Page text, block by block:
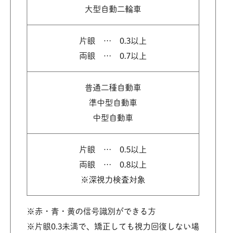
大型自動二輪車
片眼 … 0.3以上
両眼 … 0.7以上
普通二種自動車
準中型自動車
中型自動車
片眼 … 0.5以上
両眼 … 0.8以上
※深視力検査対象
※赤・青・黄の信号識別ができる方
※片眼0.3未満で、矯正しても視力回復しない場